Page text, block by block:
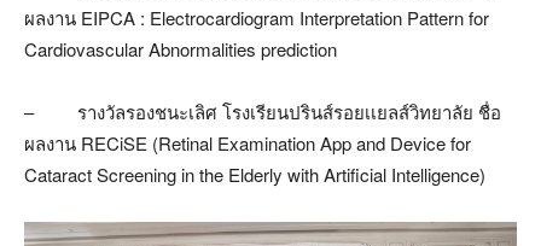
ผลงาน EIPCA : Electrocardiogram Interpretation Pattern for
Cardiovascular Abnormalities prediction
– รางวัลรองชนะเลิศ โรงเรียนปรินส์รอยเเยลส์วิทยาลัย ชื่อ
ผลงาน RECiSE (Retinal Examination App and Device for
Cataract Screening in the Elderly with Artificial Intelligence)